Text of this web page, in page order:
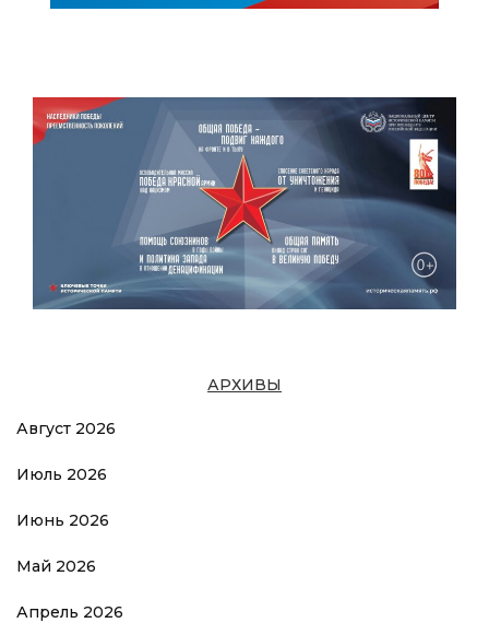
АРХИВЫ
Август 2026
Июль 2026
Июнь 2026
Май 2026
Апрель 2026